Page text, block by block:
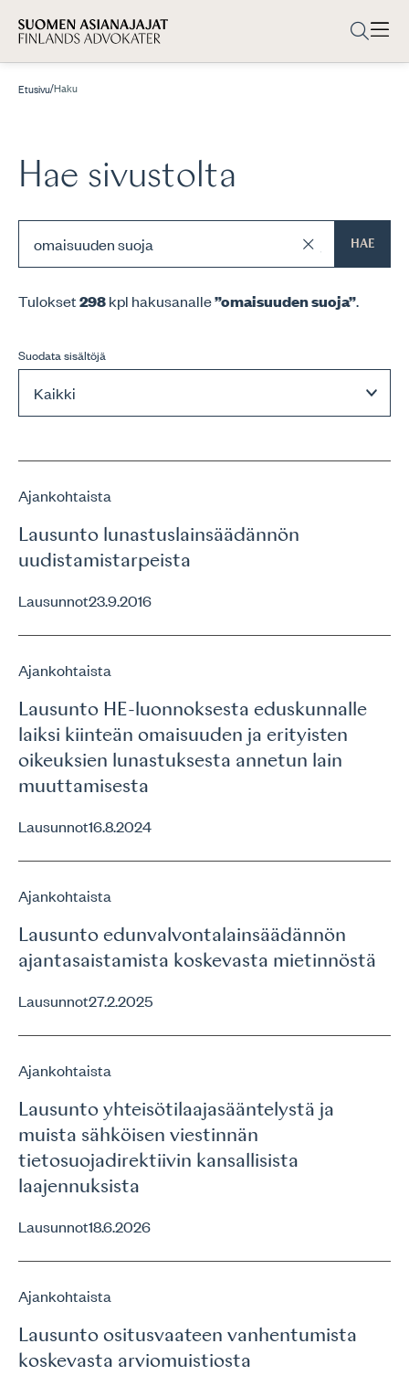
Etusivu/Haku
Hae sivustolta
HAE
Tulokset298kpl hakusanalle”omaisuuden suoja”.
Ajankohtaista
Lausunto lunastuslainsäädännön
uudistamistarpeista
Lausunnot23.9.2016
Ajankohtaista
Lausunto HE-luonnoksesta eduskunnalle
laiksi kiinteän omaisuuden ja erityisten
oikeuksien lunastuksesta annetun lain
muuttamisesta
Lausunnot16.8.2024
Ajankohtaista
Lausunto edunvalvontalainsäädännön
ajantasaistamista koskevasta mietinnöstä
Lausunnot27.2.2025
Ajankohtaista
Lausunto yhteisötilaajasääntelystä ja
muista sähköisen viestinnän
tietosuojadirektiivin kansallisista
laajennuksista
Lausunnot18.6.2026
Ajankohtaista
Lausunto ositusvaateen vanhentumista
koskevasta arviomuistiosta
Suodata sisältöjä